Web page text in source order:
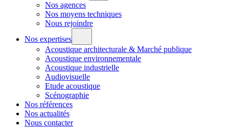
Nos agences
Nos moyens techniques
Nous rejoindre
Nos expertises
Acoustique architecturale & Marché publique
Acoustique environnementale
Acoustique industrielle
Audiovisuelle
Etude acoustique
Scénographie
Nos références
Nos actualités
Nous contacter